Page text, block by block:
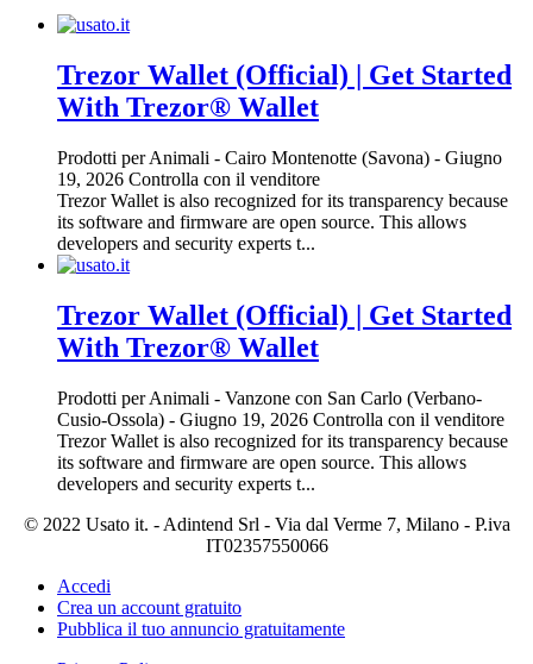
Trezor Wallet (Official) | Get Started
With Trezor® Wallet
Prodotti per Animali - Cairo Montenotte (Savona) - Giugno
19, 2026 Controlla con il venditore
Trezor Wallet is also recognized for its transparency because
its software and firmware are open source. This allows
developers and security experts t...
Trezor Wallet (Official) | Get Started
With Trezor® Wallet
Prodotti per Animali - Vanzone con San Carlo (Verbano-
Cusio-Ossola) - Giugno 19, 2026 Controlla con il venditore
Trezor Wallet is also recognized for its transparency because
its software and firmware are open source. This allows
developers and security experts t...
© 2022 Usato it. - Adintend Srl - Via dal Verme 7, Milano - P.iva
IT02357550066
Accedi
Crea un account gratuito
Pubblica il tuo annuncio gratuitamente